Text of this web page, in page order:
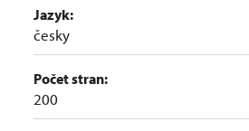
Jazyk:
česky
Počet stran:
200